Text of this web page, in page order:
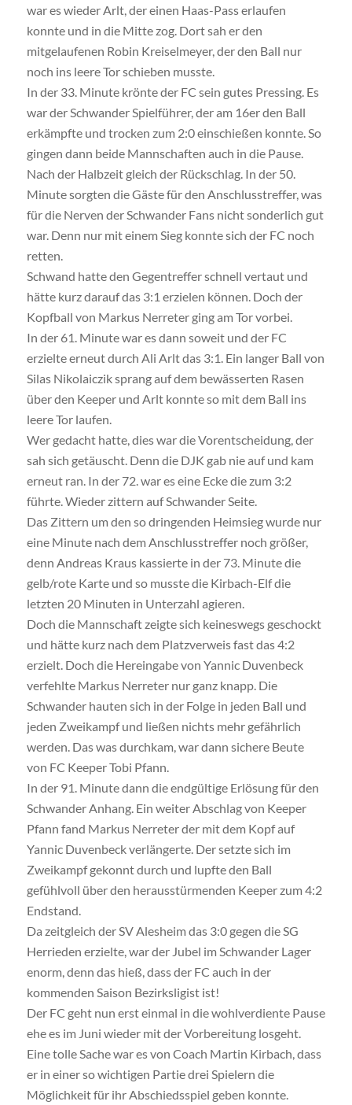
war es wieder Arlt, der einen Haas-Pass erlaufen
konnte und in die Mitte zog. Dort sah er den
mitgelaufenen Robin Kreiselmeyer, der den Ball nur
noch ins leere Tor schieben musste.
In der 33. Minute krönte der FC sein gutes Pressing. Es
war der Schwander Spielführer, der am 16er den Ball
erkämpfte und trocken zum 2:0 einschießen konnte. So
gingen dann beide Mannschaften auch in die Pause.
Nach der Halbzeit gleich der Rückschlag. In der 50.
Minute sorgten die Gäste für den Anschlusstreffer, was
für die Nerven der Schwander Fans nicht sonderlich gut
war. Denn nur mit einem Sieg konnte sich der FC noch
retten.
Schwand hatte den Gegentreffer schnell vertaut und
hätte kurz darauf das 3:1 erzielen können. Doch der
Kopfball von Markus Nerreter ging am Tor vorbei.
In der 61. Minute war es dann soweit und der FC
erzielte erneut durch Ali Arlt das 3:1. Ein langer Ball von
Silas Nikolaiczik sprang auf dem bewässerten Rasen
über den Keeper und Arlt konnte so mit dem Ball ins
leere Tor laufen.
Wer gedacht hatte, dies war die Vorentscheidung, der
sah sich getäuscht. Denn die DJK gab nie auf und kam
erneut ran. In der 72. war es eine Ecke die zum 3:2
führte. Wieder zittern auf Schwander Seite.
Das Zittern um den so dringenden Heimsieg wurde nur
eine Minute nach dem Anschlusstreffer noch größer,
denn Andreas Kraus kassierte in der 73. Minute die
gelb/rote Karte und so musste die Kirbach-Elf die
letzten 20 Minuten in Unterzahl agieren.
Doch die Mannschaft zeigte sich keineswegs geschockt
und hätte kurz nach dem Platzverweis fast das 4:2
erzielt. Doch die Hereingabe von Yannic Duvenbeck
verfehlte Markus Nerreter nur ganz knapp. Die
Schwander hauten sich in der Folge in jeden Ball und
jeden Zweikampf und ließen nichts mehr gefährlich
werden. Das was durchkam, war dann sichere Beute
von FC Keeper Tobi Pfann.
In der 91. Minute dann die endgültige Erlösung für den
Schwander Anhang. Ein weiter Abschlag von Keeper
Pfann fand Markus Nerreter der mit dem Kopf auf
Yannic Duvenbeck verlängerte. Der setzte sich im
Zweikampf gekonnt durch und lupfte den Ball
gefühlvoll über den herausstürmenden Keeper zum 4:2
Endstand.
Da zeitgleich der SV Alesheim das 3:0 gegen die SG
Herrieden erzielte, war der Jubel im Schwander Lager
enorm, denn das hieß, dass der FC auch in der
kommenden Saison Bezirksligist ist!
Der FC geht nun erst einmal in die wohlverdiente Pause
ehe es im Juni wieder mit der Vorbereitung losgeht.
Eine tolle Sache war es von Coach Martin Kirbach, dass
er in einer so wichtigen Partie drei Spielern die
Möglichkeit für ihr Abschiedsspiel geben konnte.